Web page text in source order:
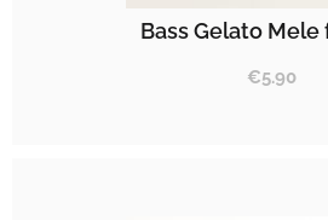
Bass Gelato Mele
€5.90